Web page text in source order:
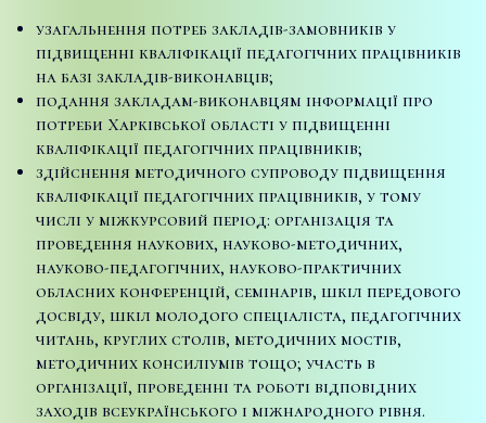
узагальнення потреб закладів-замовників у
підвищенні кваліфікації педагогічних працівників
на базі закладів-виконавців;
подання закладам-виконавцям інформації про
потреби Харківської області у підвищенні
кваліфікації педагогічних працівників;
здійснення методичного супроводу підвищення
кваліфікації педагогічних працівників, у тому
числі у міжкурсовий період: організація та
проведення наукових, науково-методичних,
науково-педагогічних, науково-практичних
обласних конференцій, семінарів, шкіл передового
досвіду, шкіл молодого спеціаліста, педагогічних
читань, круглих столів, методичних мостів,
методичних консиліумів тощо; участь в
організації, проведенні та роботі відповідних
заходів всеукраїнського і міжнародного рівня.